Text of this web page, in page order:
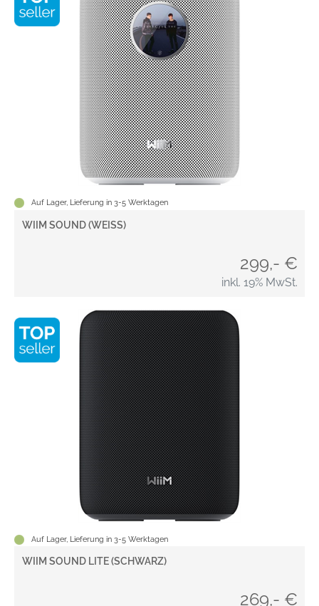
Auf Lager, Lieferung in 3-5 Werktagen
WIIM SOUND (WEISS)
299,- €
inkl. 19% MwSt.
Auf Lager, Lieferung in 3-5 Werktagen
WIIM SOUND LITE (SCHWARZ)
269,- €